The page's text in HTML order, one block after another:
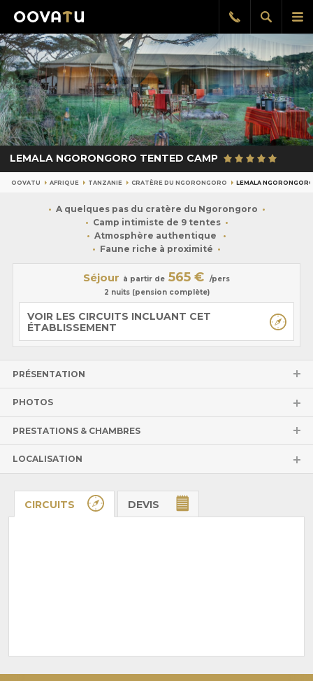
le
Afficher
la
Rappel
gratuit
LEMALA NGORONGORO TENTED CAMP
OOVATU AFRIQUE TANZANIE CRATÈRE DU NGORONGORO LEMALA
A quelques pas du cratère du Ngorongoro
Camp intimiste de 9 tentes
Atmosphère authentique
Faune riche à proximité
Séjour à partir de 565 €
/pers
2 nuits (pension complète)
VOIR LES CIRCUITS INCLUANT CET
ÉTABLISSEMENT
PRÉSENTATION
PHOTOS
PRESTATIONS & CHAMBRES
LOCALISATION
CIRCUITS DEVIS